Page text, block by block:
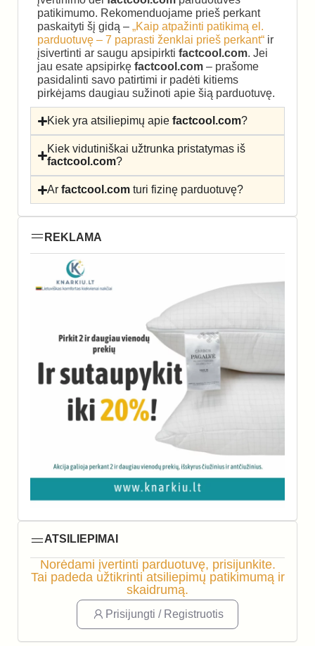
patikimumo. Rekomenduojame prieš perkant
paskaityti šį gidą – „Kaip atpažinti patikimą el.
parduotuvę – 7 paprasti ženklai prieš perkant“ ir
įsivertinti ar saugu apsipirkti factcool.com. Jei
jau esate apsipirkę factcool.com – prašome
pasidalinti savo patirtimi ir padėti kitiems
pirkėjams daugiau sužinoti apie šią parduotuvę.
Kiek yra atsiliepimų apiefactcool.com?
Kiek vidutiniškai užtrunka pristatymas iš
factcool.com?
Arfactcool.com turi fizinę parduotuvę?
REKLAMA
ATSILIEPIMAI
Norėdami įvertinti parduotuvę, prisijunkite.
Tai padeda užtikrinti atsiliepimų patikimumą ir
skaidrumą.
Prisijungti / Registruotis